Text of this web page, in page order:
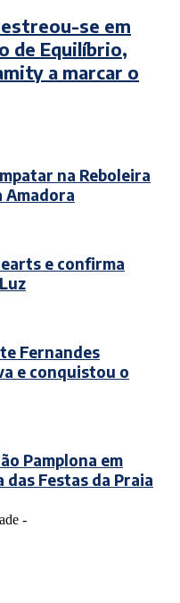
estreou-se em
de Equilíbrio,
a marcar o
na Reboleira
Amadora
e confirma
Fernandes
e conquistou o
Pamplona em
Festas da Praia
-